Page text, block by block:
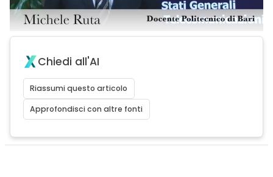
Chiedi all'AI
Riassumi questo articolo
Approfondisci con altre fonti